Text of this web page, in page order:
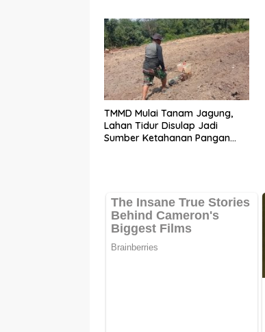
TMMD Mulai Tanam Jagung,
Lahan Tidur Disulap Jadi
Sumber Ketahanan Pangan